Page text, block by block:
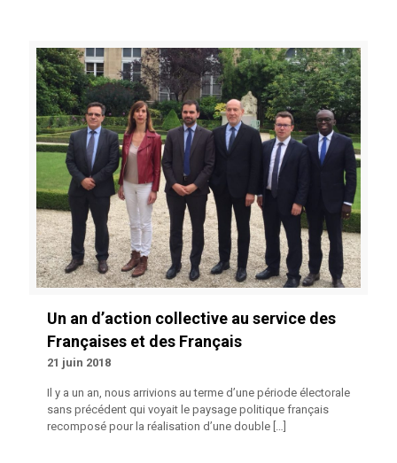
Un an d’action collective au service des
Françaises et des Français
21 juin 2018
Il y a un an, nous arrivions au terme d’une période électorale
sans précédent qui voyait le paysage politique français
recomposé pour la réalisation d’une double